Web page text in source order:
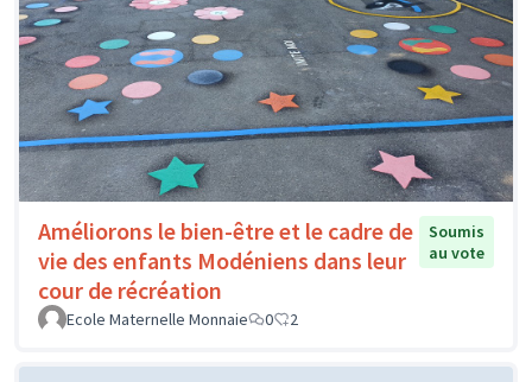
Améliorons le bien-être et le cadre de
vie des enfants Modéniens dans leur
cour de récréation
Soumis
au vote
Ecole Maternelle Monnaie 0 2